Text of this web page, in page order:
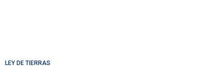
LEY DE TIERRAS